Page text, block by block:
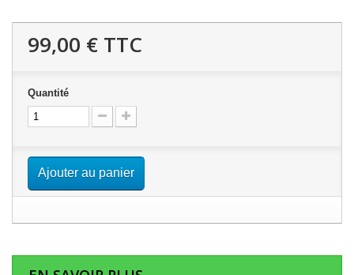
99,00 € TTC
Quantité
Ajouter au panier